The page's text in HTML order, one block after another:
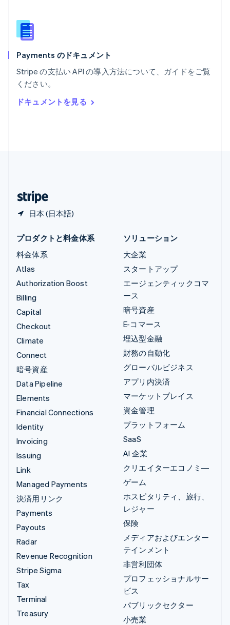
Payments のドキュメント
Stripe の支払い API の導入方法について、ガイドをご覧
ください。
ドキュメントを見る
日本 (日本語)
Español
ラトビア
リトアニア
リヒテンシュタイン
Deutsch
ルーマニア
English
プロダクトと料金体系
料金体系
Atlas
Authorization Boost
Billing
Capital
Checkout
Climate
Connect
暗号資産
Data Pipeline
Elements
Financial Connections
Identity
Invoicing
Issuing
Link
Managed Payments
決済用リンク
Payments
Payouts
Radar
Revenue Recognition
Stripe Sigma
Tax
Terminal
Treasury
ソリューション
大企業
スタートアップ
エージェンティックコマ
ース
暗号資産
E-コマース
埋込型金融
財務の自動化
グローバルビジネス
アプリ内決済
マーケットプレイス
資金管理
プラットフォーム
SaaS
AI 企業
クリエイターエコノミ―
ゲーム
ホスピタリティ、旅行、
レジャー
保険
メディアおよびエンター
テインメント
非営利団体
プロフェッショナルサー
ビス
パブリックセクター
小売業